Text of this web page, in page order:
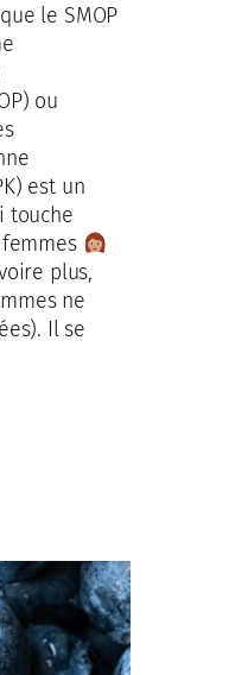
le SMOP
ou
est un
touche
plus,
ne
Il se